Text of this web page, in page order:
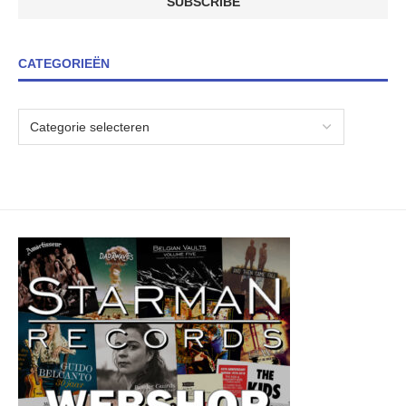
CATEGORIEËN